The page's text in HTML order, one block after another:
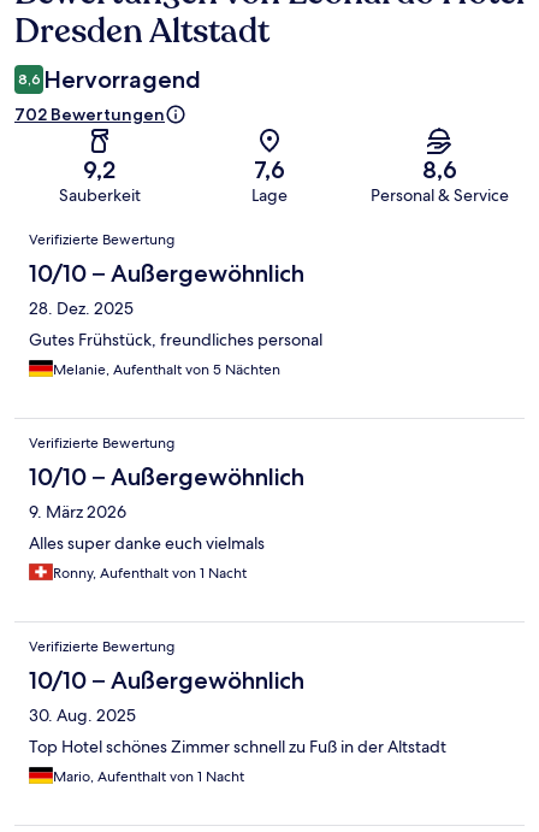
Dresden Altstadt
8,6 Hervorragend
702 Bewertungen
9,2
Sauberkeit
7,6
Lage
8,6
Personal & Service
Bewertungen
Verifizierte Bewertung
10/10 – Außergewöhnlich
28. Dez. 2025
Gutes Frühstück, freundliches personal
Melanie, Aufenthalt von 5 Nächten
Verifizierte Bewertung
10/10 – Außergewöhnlich
9. März 2026
Alles super danke euch vielmals
Ronny, Aufenthalt von 1 Nacht
Verifizierte Bewertung
10/10 – Außergewöhnlich
30. Aug. 2025
Top Hotel schönes Zimmer schnell zu Fuß in der Altstadt
Mario, Aufenthalt von 1 Nacht